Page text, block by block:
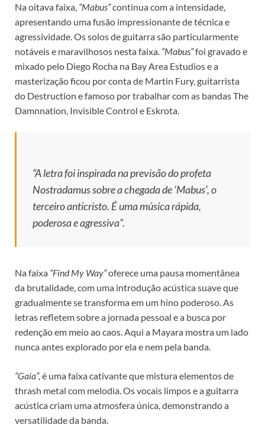
Na oitava faixa, “Mabus”continua com a intensidade,
apresentando uma fusão impressionante de técnica e
agressividade. Os solos de guitarra são particularmente
notáveis e maravilhosos nesta faixa. “Mabus”foi gravado e
mixado pelo Diego Rocha na Bay Area Estudios e a
masterização ficou por conta de Martin Fury, guitarrista
do Destruction e famoso por trabalhar com as bandas The
Damnnation, Invisible Control e Eskrota.
“A letra foi inspirada na previsão do profeta
Nostradamus sobre a chegada de ‘Mabus’, o
terceiro anticristo. É uma música rápida,
poderosa e agressiva”.
Na faixa “Find My Way”oferece uma pausa momentânea
da brutalidade, com uma introdução acústica suave que
gradualmente se transforma em um hino poderoso. As
letras refletem sobre a jornada pessoal e a busca por
redenção em meio ao caos. Aqui a Mayara mostra um lado
nunca antes explorado por ela e nem pela banda.
“Gaia”, é uma faixa cativante que mistura elementos de
thrash metal com melodia. Os vocais limpos e a guitarra
acústica criam uma atmosfera única, demonstrando a
versatilidade da banda.